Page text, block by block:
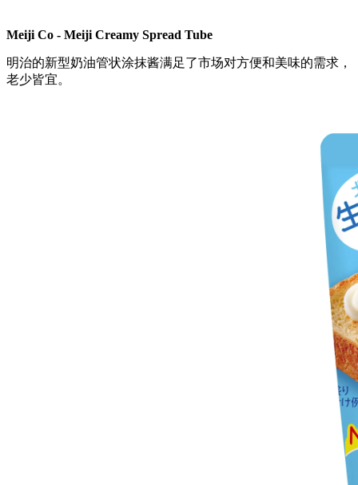
Meiji Co - Meiji Creamy Spread Tube
明治的新型奶油管状涂抹酱满足了市场对方便和美味的需求，
老少皆宜。